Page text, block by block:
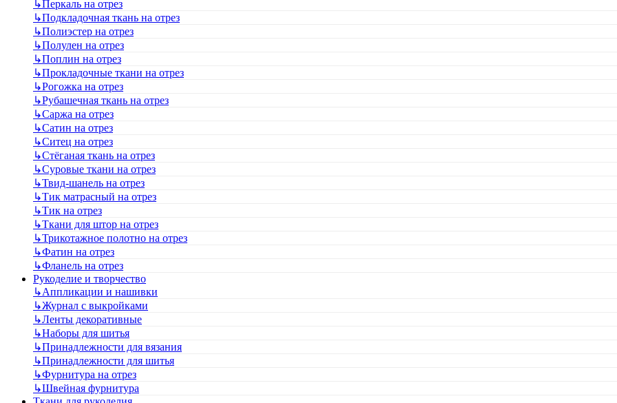
↳Перкаль на отрез
↳Подкладочная ткань на отрез
↳Полиэстер на отрез
↳Полулен на отрез
↳Поплин на отрез
↳Прокладочные ткани на отрез
↳Рогожка на отрез
↳Рубашечная ткань на отрез
↳Саржа на отрез
↳Сатин на отрез
↳Ситец на отрез
↳Стёганая ткань на отрез
↳Суровые ткани на отрез
↳Твид-шанель на отрез
↳Тик матрасный на отрез
↳Тик на отрез
↳Ткани для штор на отрез
↳Трикотажное полотно на отрез
↳Фатин на отрез
↳Фланель на отрез
Рукоделие и творчество
↳Аппликации и нашивки
↳Журнал с выкройками
↳Ленты декоративные
↳Наборы для шитья
↳Принадлежности для вязания
↳Принадлежности для шитья
↳Фурнитура на отрез
↳Швейная фурнитура